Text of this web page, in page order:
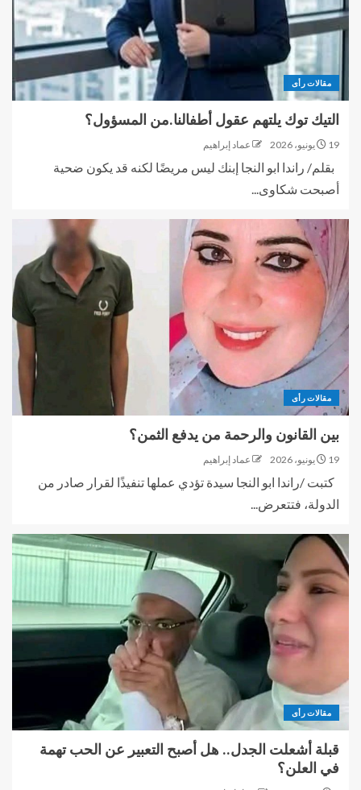
مقالات رأى
التيك توك يلتهم عقول أطفالنا.من المسؤول؟
19 يونيو، 2026 عماد إبراهيم
بقلم/ راندا ابو النجا إبنك ليس مريضًا لكنه قد يكون ضحية
أصبحت شكاوى...
مقالات رأى
بين القانون والرحمة من يدفع الثمن؟
19 يونيو، 2026 عماد إبراهيم
كتبت /راندا ابو النجا سيدة تؤدي عملها تنفيذًا لقرار صادر من
الدولة، فتتعرض...
مقالات رأى
قبلة أشعلت الجدل.. هل أصبح التعبير عن الحب تهمة
في العلن؟